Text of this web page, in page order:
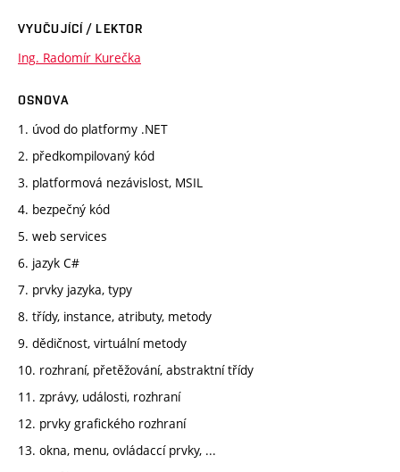
VYUČUJÍCÍ / LEKTOR
Ing. Radomír Kurečka
OSNOVA
1. úvod do platformy .NET
2. předkompilovaný kód
3. platformová nezávislost, MSIL
4. bezpečný kód
5. web services
6. jazyk C#
7. prvky jazyka, typy
8. třídy, instance, atributy, metody
9. dědičnost, virtuální metody
10. rozhraní, přetěžování, abstraktní třídy
11. zprávy, události, rozhraní
12. prvky grafického rozhraní
13. okna, menu, ovládaccí prvky, ...